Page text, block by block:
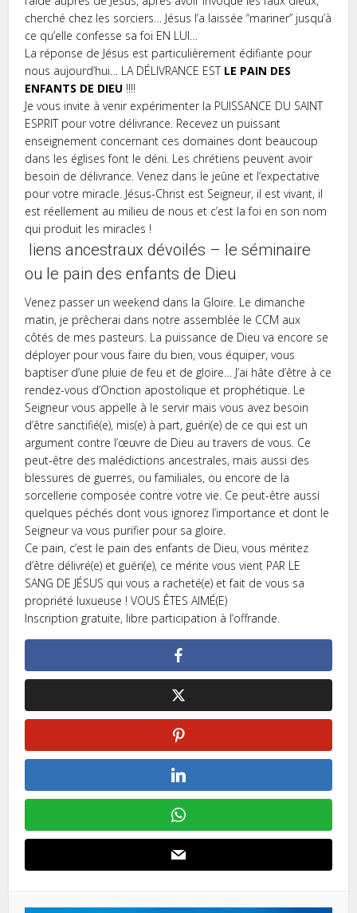
cherché chez les sorciers… Jésus l’a laissée “mariner” jusqu’à
ce qu’elle confesse sa foi EN LUI…
La réponse de Jésus est particulièrement édifiante pour
nous aujourd’hui… LA DÉLIVRANCE EST LE PAIN DES
ENFANTS DE DIEU !!!!
Je vous invite à venir expérimenter la PUISSANCE DU SAINT
ESPRIT pour votre délivrance. Recevez un puissant
enseignement concernant ces domaines dont beaucoup
dans les églises font le déni. Les chrétiens peuvent avoir
besoin de délivrance. Venez dans le jeûne et l’expectative
pour votre miracle. Jésus-Christ est Seigneur, il est vivant, il
est réellement au milieu de nous et c’est la foi en son nom
qui produit les miracles !
liens ancestraux dévoilés – le séminaire
ou le pain des enfants de Dieu
Venez passer un weekend dans la Gloire. Le dimanche
matin, je prêcherai dans notre assemblée le CCM aux
côtés de mes pasteurs. La puissance de Dieu va encore se
déployer pour vous faire du bien, vous équiper, vous
baptiser d’une pluie de feu et de gloire… J’ai hâte d’être à ce
rendez-vous d’Onction apostolique et prophétique. Le
Seigneur vous appelle à le servir mais vous avez besoin
d’être sanctifié(e), mis(e) à part, guéri(e) de ce qui est un
argument contre l’œuvre de Dieu au travers de vous. Ce
peut-être des malédictions ancestrales, mais aussi des
blessures de guerres, ou familiales, ou encore de la
sorcellerie composée contre votre vie. Ce peut-être aussi
quelques péchés dont vous ignorez l’importance et dont le
Seigneur va vous purifier pour sa gloire.
Ce pain, c’est le pain des enfants de Dieu, vous méritez
d’être délivré(e) et guéri(e), ce mérite vous vient PAR LE
SANG DE JÉSUS qui vous a racheté(e) et fait de vous sa
propriété luxueuse ! VOUS ÊTES AIMÉ(E)
Inscription gratuite, libre participation à l’offrande.